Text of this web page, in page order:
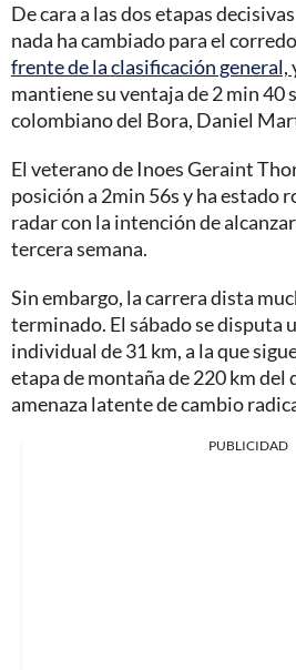
De cara a las dos etapas
nada ha cambiado para el
frente de la clasificación general,
mantiene su ventaja de 2 min 40
colombiano del Bora, Daniel
El veterano de Inoes Geraint
posición a 2min 56s y ha estado
radar con la intención de
tercera semana.
Sin embargo, la carrera dista
terminado. El sábado se disputa
individual de 31 km, a la que
etapa de montaña de 220 km del
amenaza latente de cambio
PUBLICIDAD